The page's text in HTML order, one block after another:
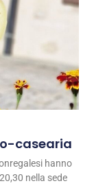
casearia
hanno
nella sede